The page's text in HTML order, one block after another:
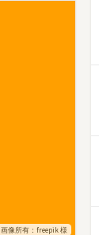
画像所有：freepik 様